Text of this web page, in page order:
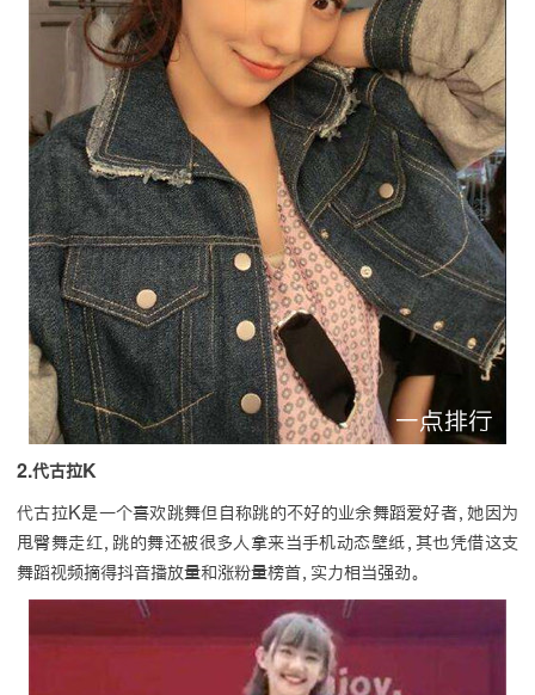
2.代古拉K
代古拉K是一个喜欢跳舞但自称跳的不好的业余舞蹈爱好者，她因为
甩臀舞走红，跳的舞还被很多人拿来当手机动态壁纸，其也凭借这支
舞蹈视频摘得抖音播放量和涨粉量榜首，实力相当强劲。